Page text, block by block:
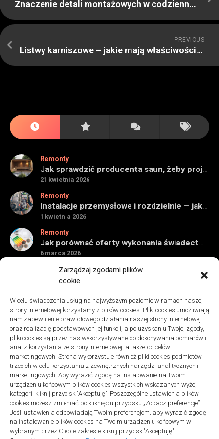
Zarządzaj zgodami plików
cookie
W celu świadczenia usług na najwyższym poziomie w ramach naszej
strony internetowej korzystamy z plików cookies. Pliki cookies umożliwiają
nam zapewnienie prawidłowego działania naszej strony internetowej
oraz realizację podstawowych jej funkcji, a po uzyskaniu Twojej zgody,
pliki cookies są przez nas wykorzystywane do dokonywania pomiarów i
analiz korzystania ze strony internetowej, a także do celów
marketingowych. Strona wykorzystuje również pliki cookies podmiotów
trzecich w celu korzystania z zewnętrznych narzędzi analitycznych i
marketingowych. Aby wyrazić zgodę na instalowanie na Twoim
urządzeniu końcowym plików cookies wszystkich wskazanych wyżej
kategorii kliknij przycisk "Akceptuję". Poszczególne ustawienia plików
cookies możesz zmieniać po kliknięciu przycisku „Zobacz preferencje”.
Jeśli ustawienia odpowiadają Twoim preferencjom, aby wyrazić zgodę
na instalowanie plików cookies na Twoim urządzeniu końcowym w
wybranym przez Ciebie zakresie kliknij przycisk "Akceptuję".
Znaczenie detali montażowych w codziennej pracy technicznej
PREVIOUS
Listwy karniszowe – jakie mają właściwości i jak się je montuje
Remonty
Jak sprawdzić producenta saun, żeby projekt miał sens na lata
21 kwietnia 2026
Remonty
Instalacje przemysłowe i rozdzielnie — jak ocenić wykonawcę do obiektu technicznego
1 kwietnia 2026
Remonty
Jak porównać oferty wykonania świadectwa energetycznego bez wpadek
6 marca 2026
Remonty
Znaczenie detali montażowych w codziennej pracy technicznej
Remonty
Podłogi winylowe – jakie mają zalety w porównaniu z drewnianymi
2 listopada 2025
Polityka plików cookies (EU)|Polityka prywatności